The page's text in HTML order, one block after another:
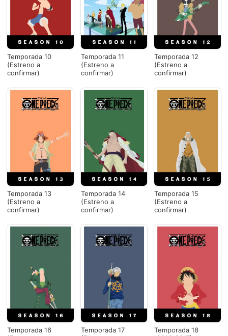
Temporada 10
(Estreno a
confirmar)
Temporada 11
(Estreno a
confirmar)
Temporada 12
(Estreno a
confirmar)
Temporada 13
(Estreno a
confirmar)
Temporada 14
(Estreno a
confirmar)
Temporada 15
(Estreno a
confirmar)
Temporada 16
Temporada 17
Temporada 18